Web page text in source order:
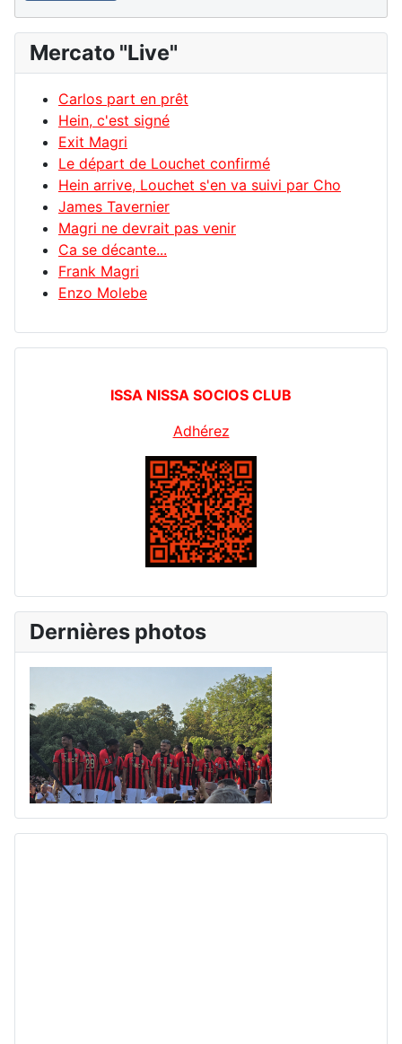
Mercato "Live"
Carlos part en prêt
Hein, c'est signé
Exit Magri
Le départ de Louchet confirmé
Hein arrive, Louchet s'en va suivi par Cho
James Tavernier
Magri ne devrait pas venir
Ca se décante...
Frank Magri
Enzo Molebe
ISSA NISSA SOCIOS CLUB
Adhérez
Dernières photos